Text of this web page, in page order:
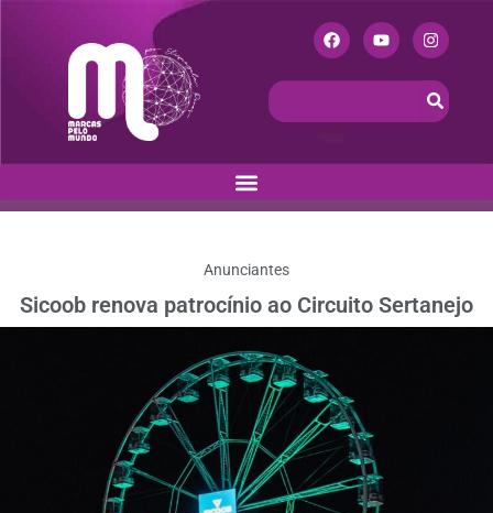
Anunciantes
Sicoob renova patrocínio ao Circuito Sertanejo